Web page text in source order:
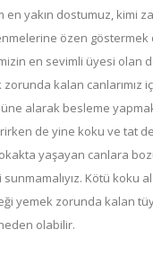
en yakın dostumuz, kimi
özen göstermek
en sevimli üyesi olan
kalan canlarımız
alarak besleme
de yine koku ve tat
yaşayan canlara
Kötü koku
yemek zorunda kalan
olabilir.